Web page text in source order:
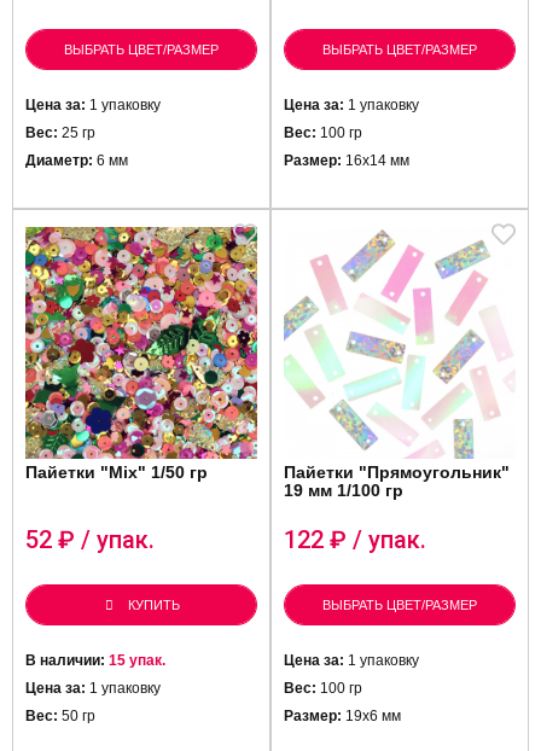
ВЫБРАТЬ ЦВЕТ/РАЗМЕР
Цена за: 1 упаковку
Вес: 25 гр
Диаметр: 6 мм
ВЫБРАТЬ ЦВЕТ/РАЗМЕР
Цена за: 1 упаковку
Вес: 100 гр
Размер: 16х14 мм
Пайетки "Mix" 1/50 гр
52 ₽ / упак.
КУПИТЬ
В наличии: 15 упак.
Цена за: 1 упаковку
Вес: 50 гр
Пайетки "Прямоугольник"
19 мм 1/100 гр
122 ₽ / упак.
ВЫБРАТЬ ЦВЕТ/РАЗМЕР
Цена за: 1 упаковку
Вес: 100 гр
Размер: 19х6 мм